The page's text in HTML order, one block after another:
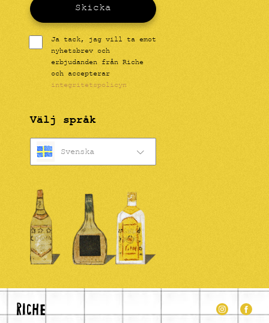
Skicka
Ja tack, jag vill ta emot
nyhetsbrev och
erbjudanden från Riche
och accepterar
integritetspolicyn
Välj språk
Svenska